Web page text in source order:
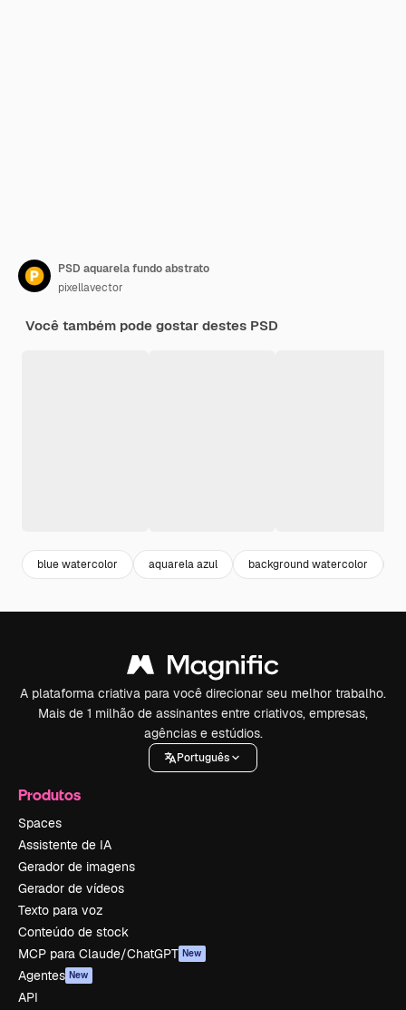
PSD aquarela fundo abstrato
pixellavector
Você também pode gostar destes PSD
blue watercolor aquarela azul background watercolor
A plataforma criativa para você direcionar seu melhor trabalho.
Mais de 1 milhão de assinantes entre criativos, empresas,
agências e estúdios.
Português
Produtos
Spaces
Assistente de IA
Gerador de imagens
Gerador de vídeos
Texto para voz
Conteúdo de stock
MCP para Claude/ChatGPT New
Agentes New
API